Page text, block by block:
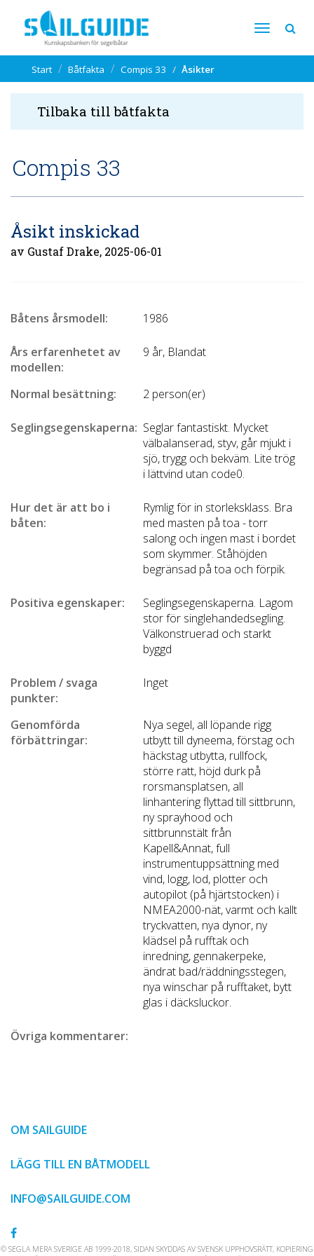
Start Båtfakta Compis 33 Åsikter
Tilbaka till båtfakta
Compis 33
Åsikt inskickad
av Gustaf Drake, 2025-06-01
Båtens årsmodell: 1986
Års erfarenhetet av
modellen:
9 år, Blandat
Normal besättning: 2 person(er)
Seglingsegenskaperna: Seglar fantastiskt. Mycket
välbalanserad, styv, går mjukt i
sjö, trygg och bekväm. Lite trög
i lättvind utan code0.
Hur det är att bo i
båten:
Rymlig för in storleksklass. Bra
med masten på toa - torr
salong och ingen mast i bordet
som skymmer. Ståhöjden
begränsad på toa och förpik.
Positiva egenskaper:
Seglingsegenskaperna. Lagom
stor för singlehandedsegling.
Välkonstruerad och starkt
byggd
Problem / svaga
punkter:
Inget
Genomförda
förbättringar:
Nya segel, all löpande rigg
utbytt till dyneema, förstag och
häckstag utbytta, rullfock,
större ratt, höjd durk på
rorsmansplatsen, all
linhantering flyttad till sittbrunn,
ny sprayhood och
sittbrunnstält från
Kapell&Annat, full
instrumentuppsättning med
vind, logg, lod, plotter och
autopilot (på hjärtstocken) i
NMEA2000-nät, varmt och kallt
tryckvatten, nya dynor, ny
klädsel på rufftak och
inredning, gennakerpeke,
ändrat bad/räddningsstegen,
nya winschar på rufftaket, bytt
glas i däcksluckor.
Övriga kommentarer:
OM SAILGUIDE
LÄGG TILL EN BÅTMODELL
INFO@SAILGUIDE.COM
© SEGLA MERA SVERIGE AB 1999-2018, SIDAN SKYDDAS AV SVENSK UPPHOVSRÄTT, KOPIERING